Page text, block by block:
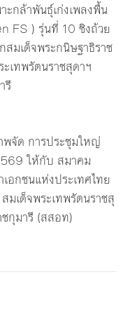
ะกล้าพันธุ์เก่งเพลงพื้น
FS ) รุ่นที่ 10 ชิงถ้วย
สมเด็จพระกนิษฐาธิราช
ะเทพรัตนราชสุดาฯ
รี
พจัด การประชุมใหญ่
ให้กับ สมาคม
อกชนแห่งประเทศไทย
มเด็จพระเทพรัตนราชสุ
กุมารี (สสอท)